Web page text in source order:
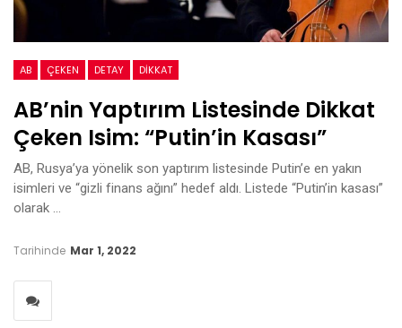
AB ÇEKEN DETAY DIKKAT
AB’nin Yaptırım Listesinde Dikkat
Çeken Isim: “Putin’in Kasası”
AB, Rusya’ya yönelik son yaptırım listesinde Putin’e en yakın
isimleri ve “gizli finans ağını” hedef aldı. Listede “Putin’in kasası”
olarak …
Tarihinde Mar 1, 2022